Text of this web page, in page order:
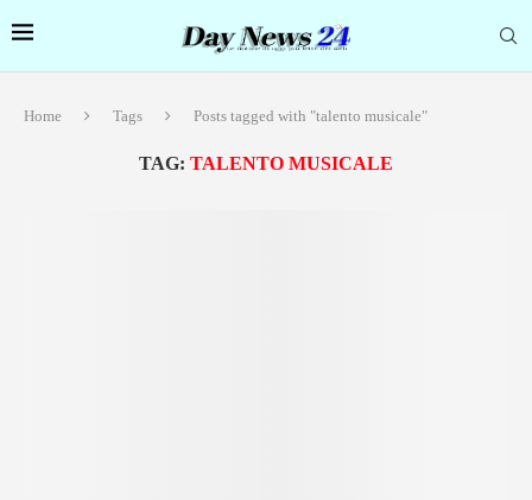
Home Tags Posts tagged with "talento musicale"
TAG: TALENTO MUSICALE